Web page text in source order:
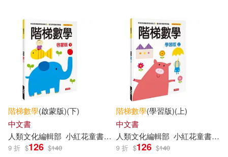
楊雲鳳（主編）(4)
稚子文化編(4) 聰明猴文化(4)
韓國GITAN出版社(4)
顧作峰(4)
上海新創華文化發展有限公司
北方婦女兒童出版社(4)
新時代出版社(4) 東雨文化(4)
北京理工大學出版社(3)
吉林美術出版社(3)
階梯數學(啟蒙版)(下)
中文書
人類文化編輯部 小紅花童書工作室
9 折 $126 $140
階梯數學(學習版)(上)
中文書
人類文化編輯部 小紅花童書工作室
9 折 $126 $140